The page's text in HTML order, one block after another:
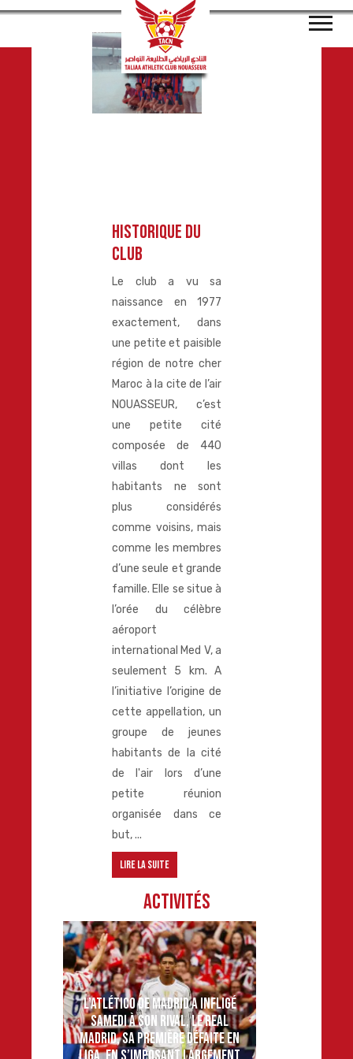
Historique du
club
Le club a vu sa
naissance en 1977
exactement, dans
une petite et paisible
région de notre cher
Maroc à la cite de l’air
NOUASSEUR, c’est
une petite cité
composée de 440
villas dont les
habitants ne sont
plus considérés
comme voisins, mais
comme les membres
d’une seule et grande
famille. Elle se situe à
l’orée du célèbre
aéroport
international Med V, a
seulement 5 km. A
l’initiative l’origine de
cette appellation, un
groupe de jeunes
habitants de la cité
de l'air lors d’une
petite réunion
organisée dans ce
but, ...
Lire la suite
Activités
L’ATLÉTICO DE MADRID A INFLIGÉ
SAMEDI À SON RIVAL, LE REAL
MADRID, SA PREMIÈRE DÉFAITE EN